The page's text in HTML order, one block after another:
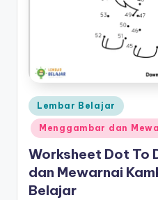
Posted
in
Lembar Belajar
Menggambar dan
Worksheet Dot To
dan Mewarnai
Belajar